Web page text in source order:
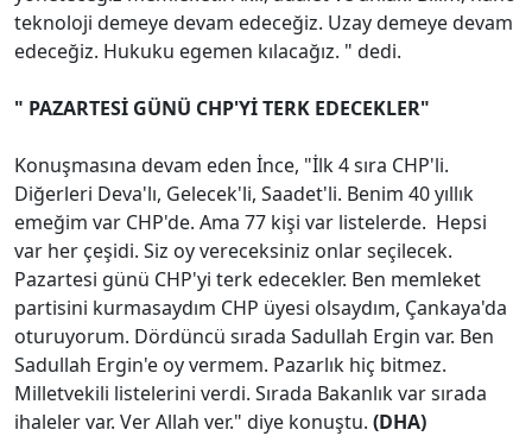
teknoloji demeye devam edeceğiz. Uzay demeye devam
edeceğiz. Hukuku egemen kılacağız. " dedi.
" PAZARTESİ GÜNÜ CHP'Yİ TERK EDECEKLER"
Konuşmasına devam eden İnce, "İlk 4 sıra CHP'li.
Diğerleri Deva'lı, Gelecek'li, Saadet'li. Benim 40 yıllık
emeğim var CHP'de. Ama 77 kişi var listelerde. Hepsi
var her çeşidi. Siz oy vereceksiniz onlar seçilecek.
Pazartesi günü CHP'yi terk edecekler. Ben memleket
partisini kurmasaydım CHP üyesi olsaydım, Çankaya'da
oturuyorum. Dördüncü sırada Sadullah Ergin var. Ben
Sadullah Ergin'e oy vermem. Pazarlık hiç bitmez.
Milletvekili listelerini verdi. Sırada Bakanlık var sırada
ihaleler var. Ver Allah ver." diye konuştu. (DHA)